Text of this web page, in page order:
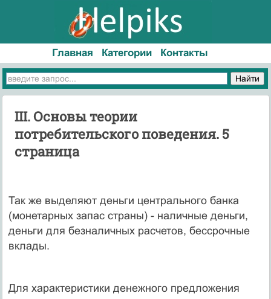
Главная Категории Контакты
III. Основы теории
потребительского поведения. 5
страница
Так же выделяют деньги центрального банка
(монетарных запас страны) - наличные деньги,
деньги для безналичных расчетов, бессрочные
вклады.
Для характеристики денежного предложения